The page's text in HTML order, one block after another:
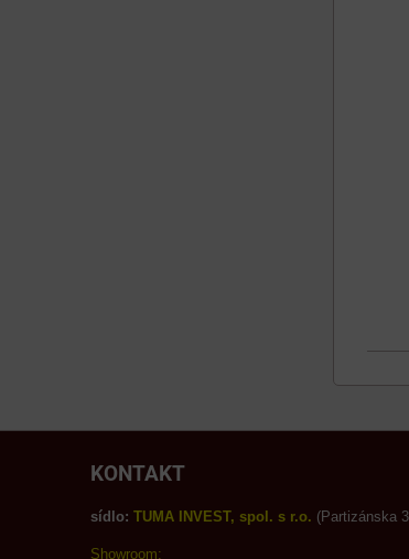
KONTAKT
sídlo: TUMA INVEST, spol. s r.o. (Partizánska
Showroom: